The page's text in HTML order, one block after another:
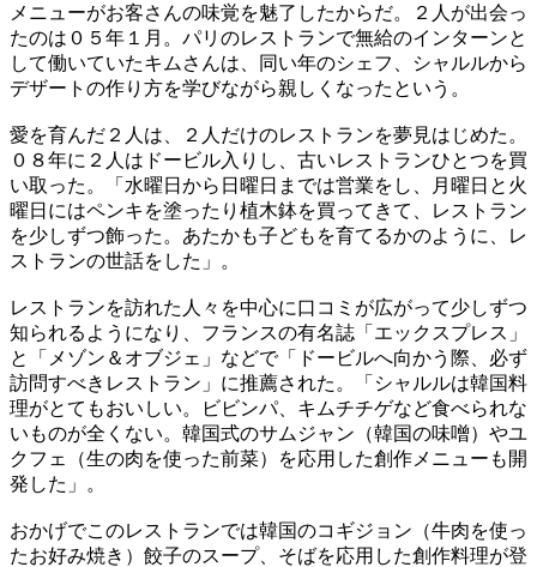
メニューがお客さんの味覚を魅了したからだ。２人が出会っ
たのは０５年１月。パリのレストランで無給のインターンと
して働いていたキムさんは、同い年のシェフ、シャルルから
デザートの作り方を学びながら親しくなったという。
愛を育んだ２人は、２人だけのレストランを夢見はじめた。
０８年に２人はドービル入りし、古いレストランひとつを買
い取った。「水曜日から日曜日までは営業をし、月曜日と火
曜日にはペンキを塗ったり植木鉢を買ってきて、レストラン
を少しずつ飾った。あたかも子どもを育てるかのように、レ
ストランの世話をした」。
レストランを訪れた人々を中心に口コミが広がって少しずつ
知られるようになり、フランスの有名誌「エックスプレス」
と「メゾン＆オブジェ」などで「ドービルへ向かう際、必ず
訪問すべきレストラン」に推薦された。「シャルルは韓国料
理がとてもおいしい。ビビンパ、キムチチゲなど食べられな
いものが全くない。韓国式のサムジャン（韓国の味噌）やユ
クフェ（生の肉を使った前菜）を応用した創作メニューも開
発した」。
おかげでこのレストランでは韓国のコギジョン（牛肉を使っ
たお好み焼き）餃子のスープ、そばを応用した創作料理が登